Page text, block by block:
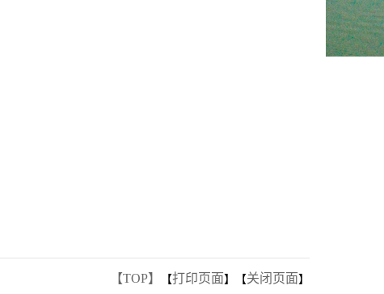
【TOP】 【打印页面】【关闭页面】